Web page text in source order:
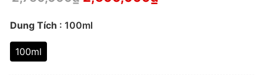
Dung Tích : 100ml
100ml